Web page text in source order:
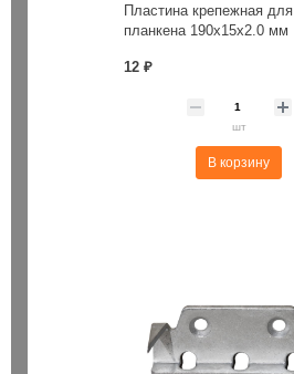
Пластина крепежная для
планкена 190х15х2.0 мм
12 ₽
шт
В корзину